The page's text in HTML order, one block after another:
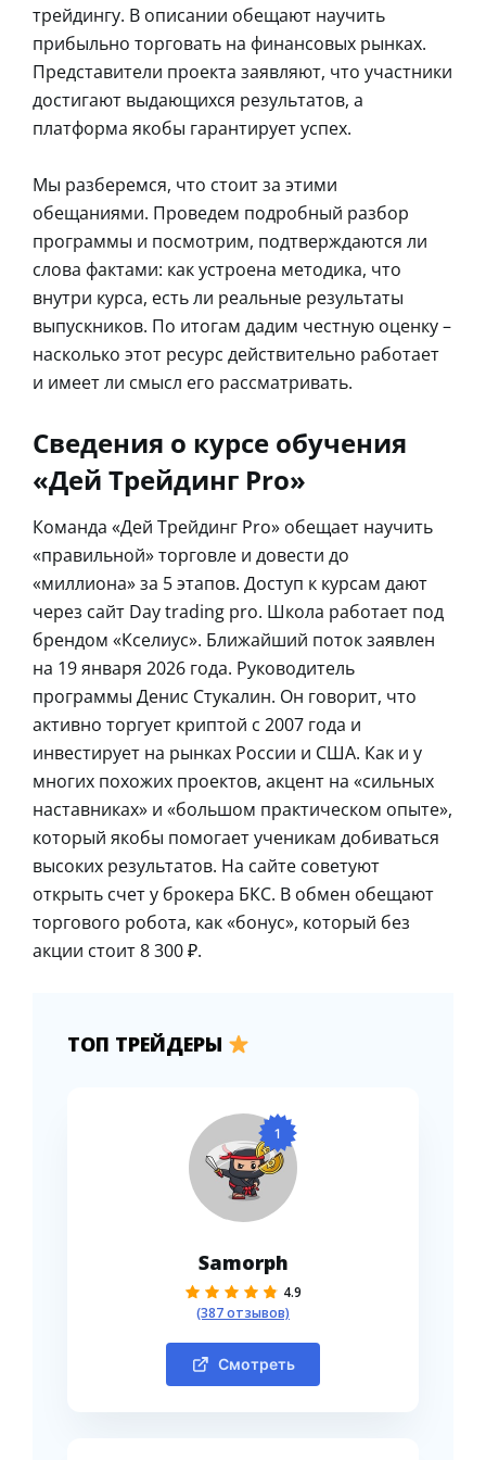
трейдингу. В описании обещают научить
прибыльно торговать на финансовых рынках.
Представители проекта заявляют, что участники
достигают выдающихся результатов, а
платформа якобы гарантирует успех.
Мы разберемся, что стоит за этими
обещаниями. Проведем подробный разбор
программы и посмотрим, подтверждаются ли
слова фактами: как устроена методика, что
внутри курса, есть ли реальные результаты
выпускников. По итогам дадим честную оценку –
насколько этот ресурс действительно работает
и имеет ли смысл его рассматривать.
Сведения о курсе обучения
«Дей Трейдинг Pro»
Команда «Дей Трейдинг Pro» обещает научить
«правильной» торговле и довести до
«миллиона» за 5 этапов. Доступ к курсам дают
через сайт Day trading pro. Школа работает под
брендом «Кселиус». Ближайший поток заявлен
на 19 января 2026 года. Руководитель
программы Денис Стукалин. Он говорит, что
активно торгует криптой с 2007 года и
инвестирует на рынках России и США. Как и у
многих похожих проектов, акцент на «сильных
наставниках» и «большом практическом опыте»,
который якобы помогает ученикам добиваться
высоких результатов. На сайте советуют
открыть счет у брокера БКС. В обмен обещают
торгового робота, как «бонус», который без
акции стоит 8 300 ₽.
ТОП ТРЕЙДЕРЫ
1
Samorph
4.9
(387 отзывов)
Смотреть